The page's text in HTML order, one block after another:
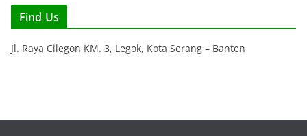
Find Us
Jl. Raya Cilegon KM. 3, Legok, Kota Serang – Banten